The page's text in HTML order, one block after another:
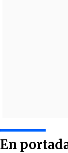
En